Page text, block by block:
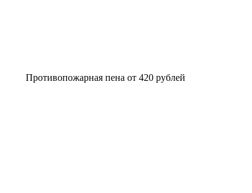
Противопожарная пена от 420 рублей